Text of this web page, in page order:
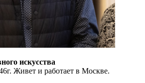
искусства
Живет и работает в Москве.